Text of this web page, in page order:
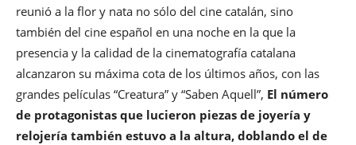
reunió a la flor y nata no sólo del cine catalán, sino
también del cine español en una noche en la que la
presencia y la calidad de la cinematografía catalana
alcanzaron su máxima cota de los últimos años, con las
grandes películas “Creatura” y “Saben Aquell”, El número
de protagonistas que lucieron piezas de joyería y
relojería también estuvo a la altura, doblando el de